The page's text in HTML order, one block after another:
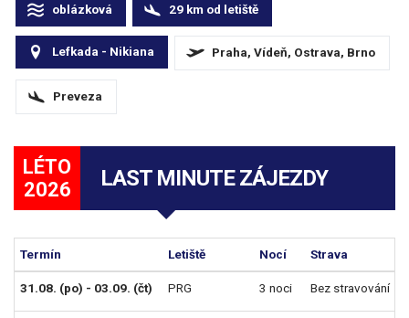
oblázková 29 km od letiště
Lefkada - Nikiana Praha, Vídeň, Ostrava, Brno
Preveza
LÉTO
2026
LAST MINUTE ZÁJEZDY
Termín Letiště Nocí Strava
31.08. (po) - 03.09. (čt) PRG 3 noci Bez stravování